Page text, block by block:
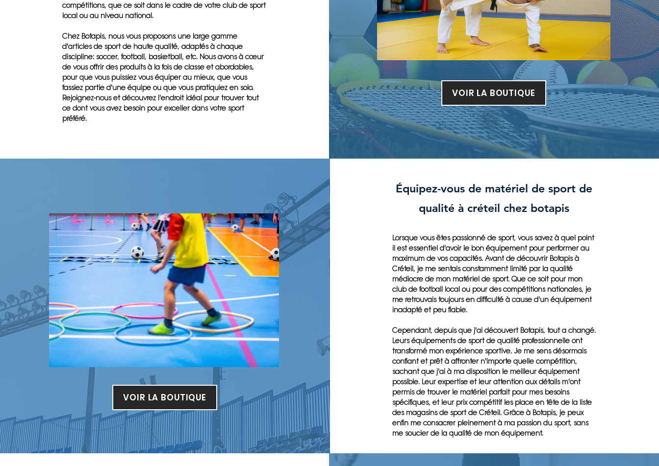
compétitions, que ce soit dans le cadre de votre club de sport
local ou au niveau national.
Chez Botapis, nous vous proposons une large gamme
d'articles de sport de haute qualité, adaptés à chaque
discipline: soccer, football, basketball, etc. Nous avons à cœur
de vous offrir des produits à la fois de classe et abordables,
pour que vous puissiez vous équiper au mieux, que vous
fassiez partie d'une équipe ou que vous pratiquiez en solo.
Rejoignez-nous et découvrez l'endroit idéal pour trouver tout
ce dont vous avez besoin pour exceller dans votre sport
préféré.
VOIR LA BOUTIQUE
VOIR LA BOUTIQUE
Équipez-vous de matériel de sport de
qualité à créteil chez botapis
Lorsque vous êtes passionné de sport, vous savez à quel point
il est essentiel d'avoir le bon équipement pour performer au
maximum de vos capacités. Avant de découvrir Botapis à
Créteil, je me sentais constamment limité par la qualité
médiocre de mon matériel de sport. Que ce soit pour mon
club de football local ou pour des compétitions nationales, je
me retrouvais toujours en difficulté à cause d'un équipement
inadapté et peu fiable.
Cependant, depuis que j'ai découvert Botapis, tout a changé.
Leurs équipements de sport de qualité professionnelle ont
transformé mon expérience sportive. Je me sens désormais
confiant et prêt à affronter n'importe quelle compétition,
sachant que j'ai à ma disposition le meilleur équipement
possible. Leur expertise et leur attention aux détails m'ont
permis de trouver le matériel parfait pour mes besoins
spécifiques, et leur prix compétitif les place en tête de la liste
des magasins de sport de Créteil. Grâce à Botapis, je peux
enfin me consacrer pleinement à ma passion du sport, sans
me soucier de la qualité de mon équipement.